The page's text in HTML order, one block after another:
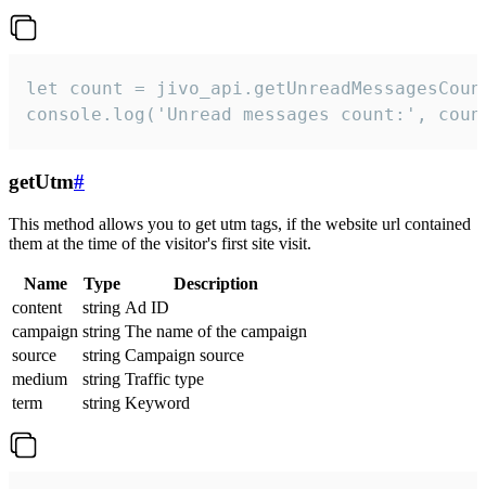
let count =
console.log('Unread messages count:',
getUtm#
This method allows you to get utm tags, if the website url contained
them at the time of the visitor's first site visit.
Name Type
Description
content
string Ad ID
campaign string The name of the campaign
source
string Campaign source
medium
string Traffic type
term
string Keyword